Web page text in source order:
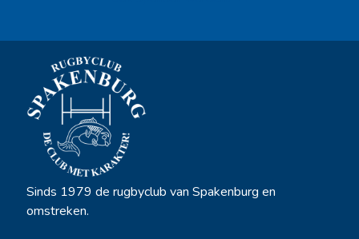
Sinds 1979 de rugbyclub van Spakenburg en
omstreken.